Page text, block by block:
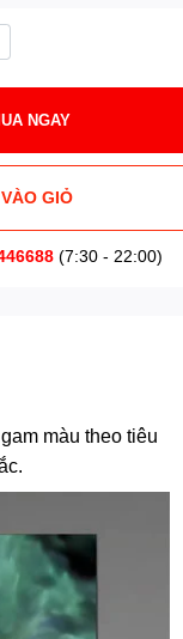
NGAY
GIỎ
(7:30 - 22:00)
màu theo tiêu